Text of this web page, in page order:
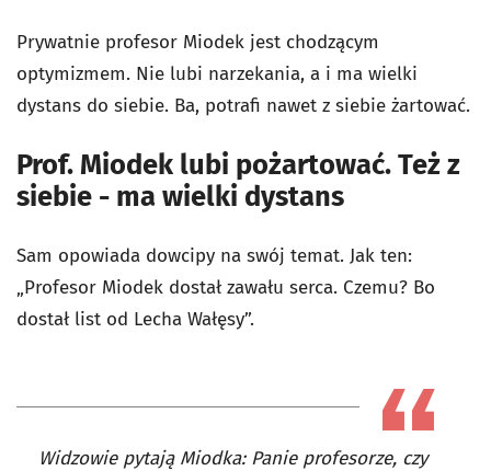
Prywatnie profesor Miodek jest chodzącym
optymizmem. Nie lubi narzekania, a i ma wielki
dystans do siebie. Ba, potrafi nawet z siebie żartować.
Prof. Miodek lubi pożartować. Też z
siebie - ma wielki dystans
Sam opowiada dowcipy na swój temat. Jak ten:
„Profesor Miodek dostał zawału serca. Czemu? Bo
dostał list od Lecha Wałęsy”.
Widzowie pytają Miodka: Panie profesorze, czy